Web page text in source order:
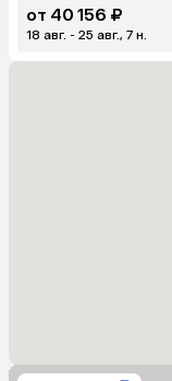
от 40 156 ₽
18 авг. - 25 авг., 7 н.